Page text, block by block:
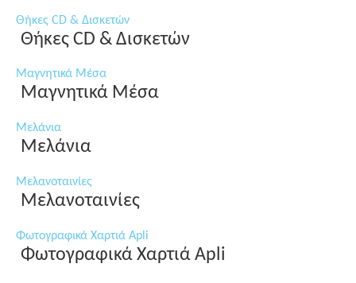
Θήκες CD & Δισκετών
Θήκες CD & Δισκετών
Μαγνητικά Μέσα
Μαγνητικά Μέσα
Μελάνια
Μελάνια
Μελανοταινίες
Μελανοταινίες
Φωτογραφικά Χαρτιά Apli
Φωτογραφικά Χαρτιά Apli